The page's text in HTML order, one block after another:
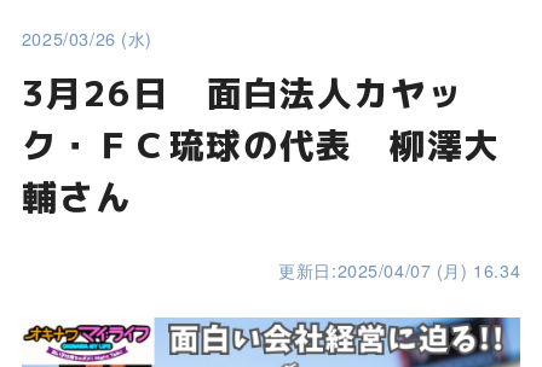
2025/03/26 (水)
3月26日 面白法人カヤッ
ク・ＦＣ琉球の代表 柳澤大
輔さん
更新日:2025/04/07 (月) 16.34